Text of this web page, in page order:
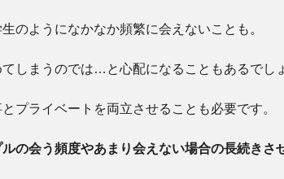
のようになかなか頻繁に会えないことも。
しまうのでは…と心配になることもあるでし
プライベートを両立させることも必要です。
の会う頻度やあまり会えない場合の長続きさ